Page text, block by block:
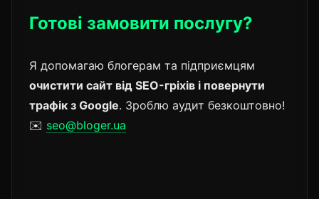
Готові замовити послугу?
Я допомагаю блогерам та підприємцям
очистити сайт від SEO-гріхів і повернути
трафік з Google. Зроблю аудит безкоштовно!
✉️ seo@bloger.ua